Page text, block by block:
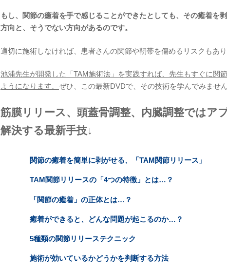
もし、関節の癒着を手で感じることができたとしても、その癒着を
方向と、そうでない方向があるのです。
適切に施術しなければ、患者さんの関節や靭帯を傷めるリスクもあ
池浦先生が開発した「TAM施術法」を実践すれば、先生もすぐに関
ようになります。 ぜひ、この最新DVDで、その技術を学んでみませ
筋膜リリース、頭蓋骨調整、内臓調整ではア
解決する最新手技↓
関節の癒着を簡単に剥がせる、「TAM関節リリース」
TAM関節リリースの「4つの特徴」とは…？
「関節の癒着」の正体とは…？
癒着ができると、どんな問題が起こるのか…？
5種類の関節リリーステクニック
施術が効いているかどうかを判断する方法